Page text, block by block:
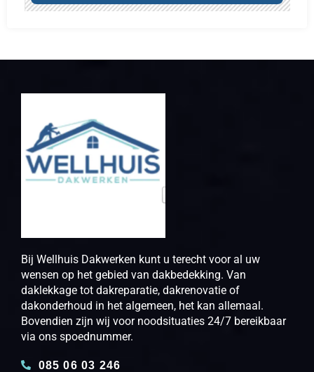
Bij Wellhuis Dakwerken kunt u terecht voor al uw
wensen op het gebied van dakbedekking. Van
daklekkage tot dakreparatie, dakrenovatie of
dakonderhoud in het algemeen, het kan allemaal.
Bovendien zijn wij voor noodsituaties 24/7 bereikbaar
via ons spoednummer.
085 06 03 246